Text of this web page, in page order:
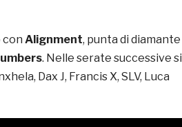
con Alignment, punta di diamante
. Nelle serate successive si
Dax J, Francis X, SLV, Luca